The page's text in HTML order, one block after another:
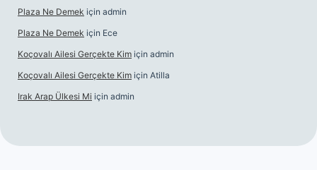
Plaza Ne Demek için admin
Plaza Ne Demek için Ece
Koçovalı Ailesi Gerçekte Kim için admin
Koçovalı Ailesi Gerçekte Kim için Atilla
Irak Arap Ülkesi Mi için admin